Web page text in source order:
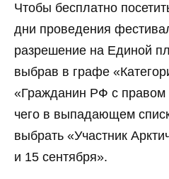
Чтобы бесплатно
дни проведения
разрешение на Единой
выбрав в графе
«Гражданин РФ с правом
чего в выпадающем
выбрать «Участник
и 15 сентября».